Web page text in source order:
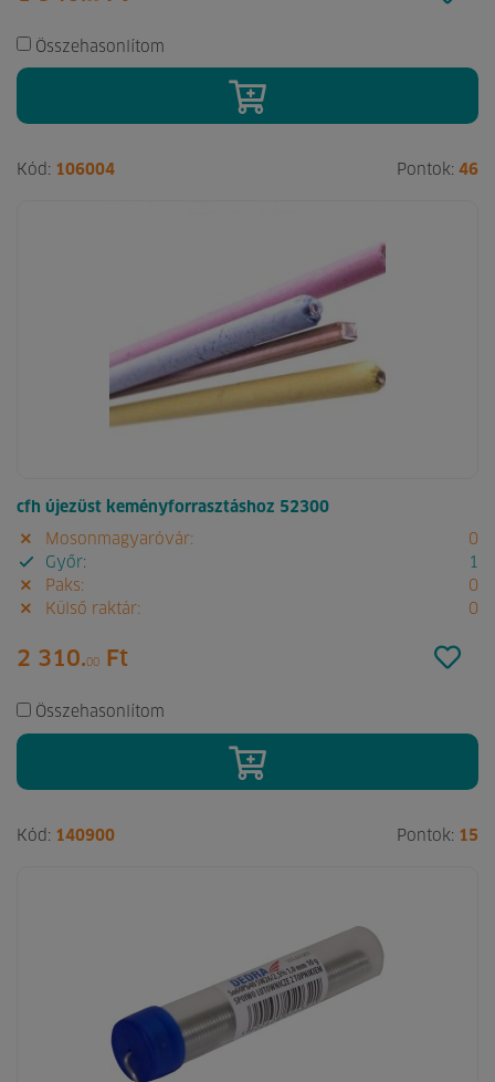
Összehasonlítom
Kód: 106004 Pontok: 46
cfh újezüst keményforrasztáshoz 52300
Mosonmagyaróvár:
0
Győr:
1
Paks:
0
Külső raktár:
0
2 310.00 Ft
Összehasonlítom
Kód: 140900 Pontok: 15